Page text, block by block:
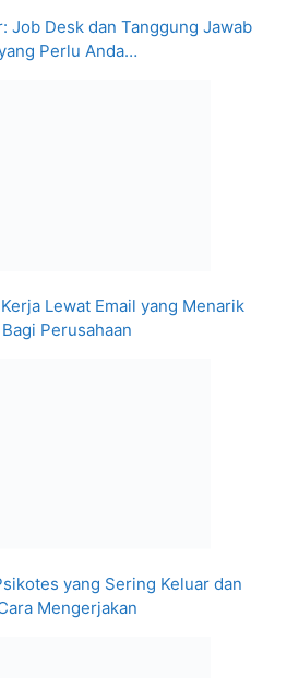
Job Desk dan Tanggung Jawab
Perlu Anda…
Lewat Email yang Menarik
Bagi Perusahaan
yang Sering Keluar dan
Mengerjakan